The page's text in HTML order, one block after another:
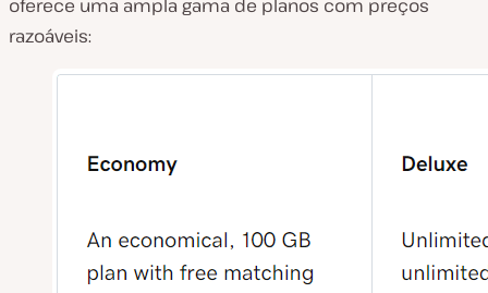
oferece uma ampla gama de planos com preços
razoáveis: